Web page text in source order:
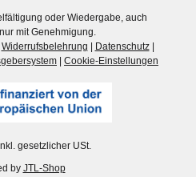
oder Wiedergabe, auch
mit Genehmigung.
Widerrufsbelehrung Datenschutz|
Cookie-Einstellungen
gesetzlicher USt.
by JTL-Shop